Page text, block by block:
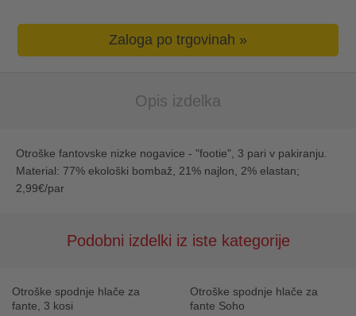
Zaloga po trgovinah »
Opis izdelka
Otroške fantovske nizke nogavice - "footie", 3 pari v pakiranju.
Material: 77% ekološki bombaž, 21% najlon, 2% elastan;
2,99€/par
Podobni izdelki iz iste kategorije
Otroške spodnje hlače za
fante, 3 kosi
Otroške spodnje hlače za
fante Soho